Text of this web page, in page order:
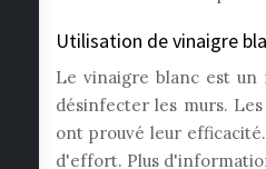
Utilisation de vinaigre
Le vinaigre blanc est
désinfecter les murs.
ont prouvé leur
d'effort. Plus